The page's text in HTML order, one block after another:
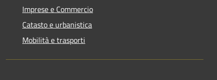
Imprese e Commercio
Catasto e urbanistica
Mobilità e trasporti